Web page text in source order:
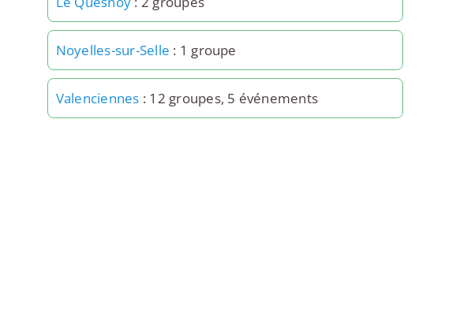
Noyelles-sur-Selle : 1 groupe
Valenciennes : 12 groupes, 5 événements